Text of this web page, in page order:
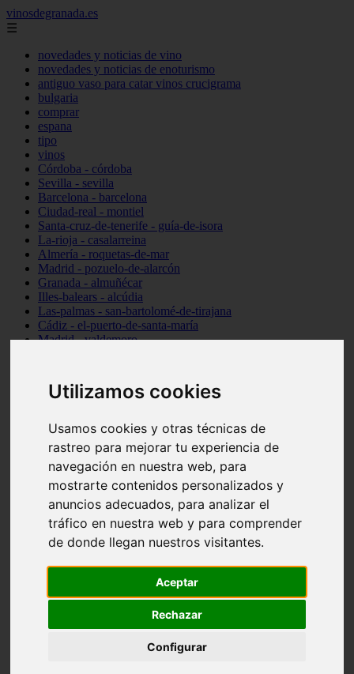
Utilizamos cookies
Usamos cookies y otras técnicas de
rastreo para mejorar tu experiencia de
navegación en nuestra web, para
mostrarte contenidos personalizados y
anuncios adecuados, para analizar el
tráfico en nuestra web y para comprender
de donde llegan nuestros visitantes.
Aceptar
Rechazar
Configurar
vinosdegranada.es
☰
novedades y noticias de vino
novedades y noticias de enoturismo
antiguo vaso para catar vinos crucigrama
bulgaria
comprar
espana
tipo
vinos
Córdoba - córdoba
Sevilla - sevilla
Barcelona - barcelona
Ciudad-real - montiel
Santa-cruz-de-tenerife - guía-de-isora
La-rioja - casalarreina
Almería - roquetas-de-mar
Madrid - pozuelo-de-alarcón
Granada - almuñécar
Illes-balears - alcúdia
Las-palmas - san-bartolomé-de-tirajana
Cádiz - el-puerto-de-santa-maría
Madrid - valdemoro
Cantabria - suances
Sevilla - bormujos
Málaga - júzcar
Huesca - alquézar
Huesca - castejón-de-sos
Lleida - alt-àneu
Córdoba - almedinilla
Navarra - zangoza
Cantabria - arenas-de-iguña
Barcelona - la-pobla-de-lillet
Murcia - cartagena
Madrid - nuevo-baztán